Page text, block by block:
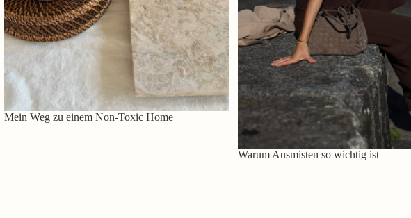
Mein Weg zu einem Non-Toxic Home
Warum Ausmisten so wichtig ist